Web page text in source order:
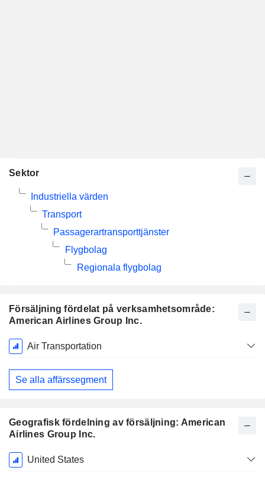
Försäljning fördelat på verksamhetsområde:
American Airlines Group Inc.
Skatteperiod:
December
Air Transportation
Se alla affärssegment
Geografisk fördelning av försäljning: American
Airlines Group Inc.
Skatteperiod:
December
United States
Sektor
Industriella värden
Transport
Passagerartransporttjänster
Flygbolag
Regionala flygbolag